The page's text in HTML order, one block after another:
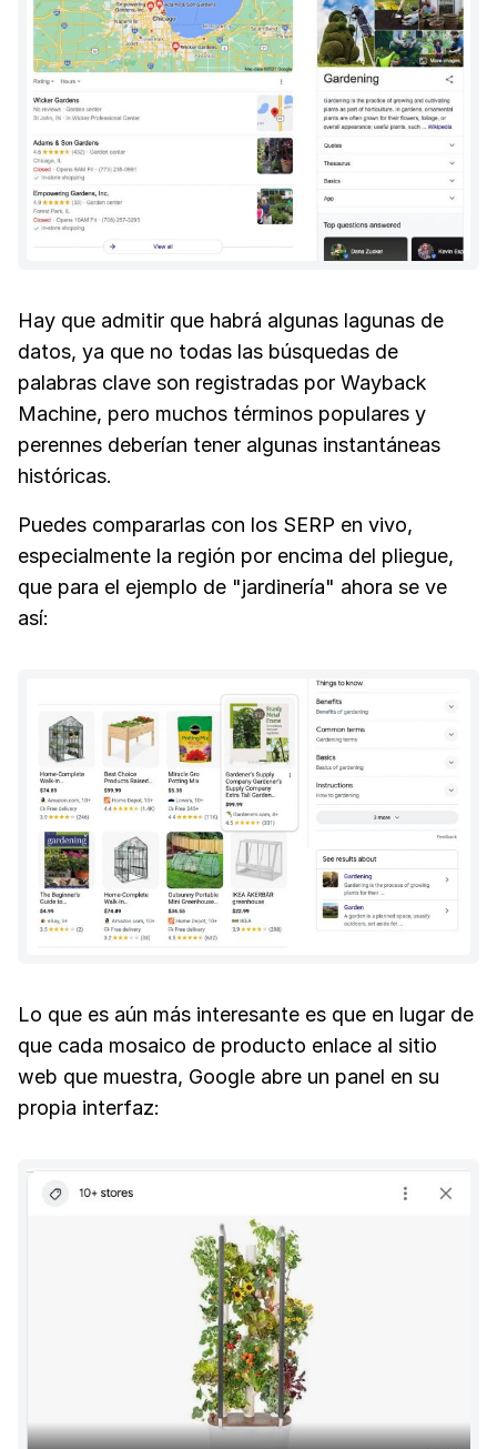
Hay que admitir que habrá algunas lagunas de
datos, ya que no todas las búsquedas de
palabras clave son registradas por Wayback
Machine, pero muchos términos populares y
perennes deberían tener algunas instantáneas
históricas.
Puedes compararlas con los SERP en vivo,
especialmente la región por encima del pliegue,
que para el ejemplo de "jardinería" ahora se ve
así:
Lo que es aún más interesante es que en lugar de
que cada mosaico de producto enlace al sitio
web que muestra, Google abre un panel en su
propia interfaz: